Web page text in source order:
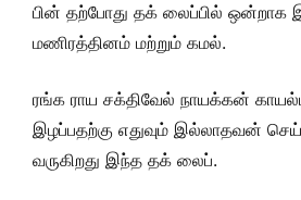
பின் தற்போது தக் லைப்பில்
மணிரத்தினம் மற்றும் கமல்.
ரங்க ராய சக்திவேல் நாயக்கன்
இழப்பதற்கு எதுவும் இல்லாதவன்
வருகிறது இந்த தக் லைப்.